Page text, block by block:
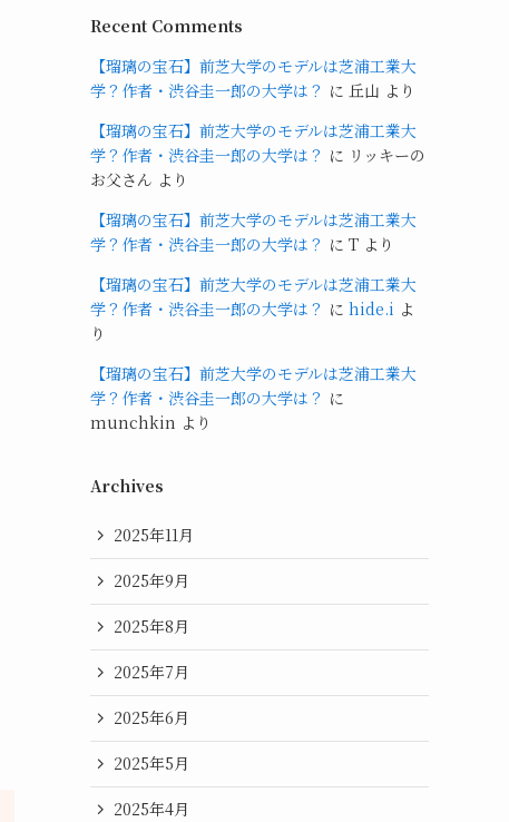
Recent Comments
【瑠璃の宝石】前芝大学のモデルは芝浦工業大
学？作者・渋谷圭一郎の大学は？ に 丘山 より
【瑠璃の宝石】前芝大学のモデルは芝浦工業大
学？作者・渋谷圭一郎の大学は？ に リッキーの
お父さん より
【瑠璃の宝石】前芝大学のモデルは芝浦工業大
学？作者・渋谷圭一郎の大学は？ に T より
【瑠璃の宝石】前芝大学のモデルは芝浦工業大
学？作者・渋谷圭一郎の大学は？ に hide.i よ
り
【瑠璃の宝石】前芝大学のモデルは芝浦工業大
学？作者・渋谷圭一郎の大学は？ に
munchkin より
Archives
2025年11月
2025年9月
2025年8月
2025年7月
2025年6月
2025年5月
2025年4月